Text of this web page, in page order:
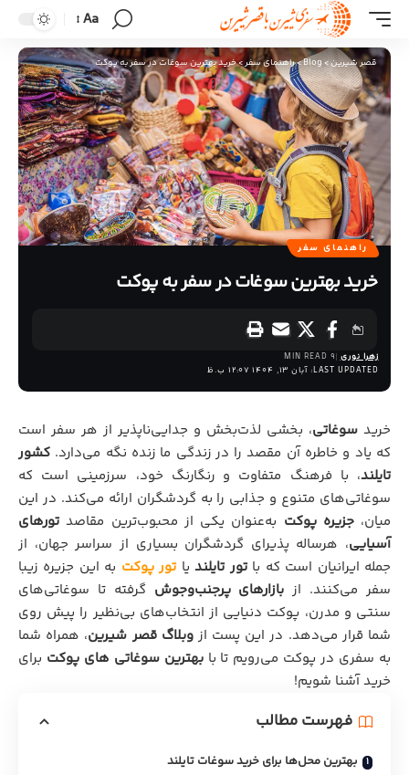
Aa
قصر شیرین>
Blog
>راهنمای سفر>خرید بهترین سوغات در سفر به پوکت
راهنمای سفر
خرید بهترین سوغات در سفر به پوکت
LAST UPDATED: آبان 13, 1404 12:07 ب.ظ
زهرا نوری 9 MIN READ
خرید سوغاتی، بخشی لذت‌بخش و جدایی‌ناپذیر از هر سفر است
که یاد و خاطره آن مقصد را در زندگی ما زنده نگه می‌دارد. کشور
تایلند، با فرهنگ متفاوت و رنگارنگ خود، سرزمینی است که
سوغاتی‌های متنوع و جذابی را به گردشگران ارائه می‌کند. در این
میان،جزیره پوکت به‌عنوان یکی از محبوب‌ترین مقاصد تورهای
آسیایی، هرساله پذیرای گردشگران بسیاری از سراسر جهان، از
جمله ایرانیان است که باتور تایلندیاتور پوکت به این جزیره زیبا
سفر می‌کنند. از بازارهای پرجنب‌وجوش گرفته تا سوغاتی‌های
سنتی و مدرن، پوکت دنیایی از انتخاب‌های بی‌نظیر را پیش روی
شما قرار می‌دهد. در این پست ازوبلاگ قصر شیرین، همراه شما
به سفری در پوکت می‌رویم تا بابهترین سوغاتی‌ های پوکت برای
خرید آشنا شویم!
فهرست مطالب
بهترین محل‌ها برای خرید سوغات تایلند